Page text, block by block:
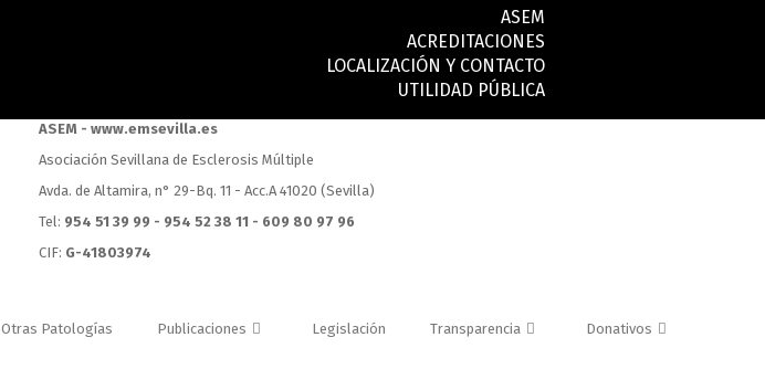
ASEM
ACREDITACIONES
LOCALIZACIÓN Y CONTACTO
UTILIDAD PÚBLICA
ASEM - www.emsevilla.es
Asociación Sevillana de Esclerosis Múltiple
Avda. de Altamira, n° 29-Bq. 11 - Acc.A 41020 (Sevilla)
Tel: 954 51 39 99 - 954 52 38 11 - 609 80 97 96
CIF: G-41803974
Otras Patologías Publicaciones Legislación Transparencia Donativos